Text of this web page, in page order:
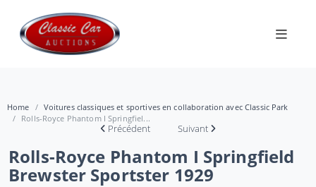
Home
Voitures classiques et sportives en collaboration avec Classic Park
Rolls-Royce Phantom I Springfiel...
Précédent Suivant
Rolls-Royce Phantom I Springfield
Brewster Sportster 1929